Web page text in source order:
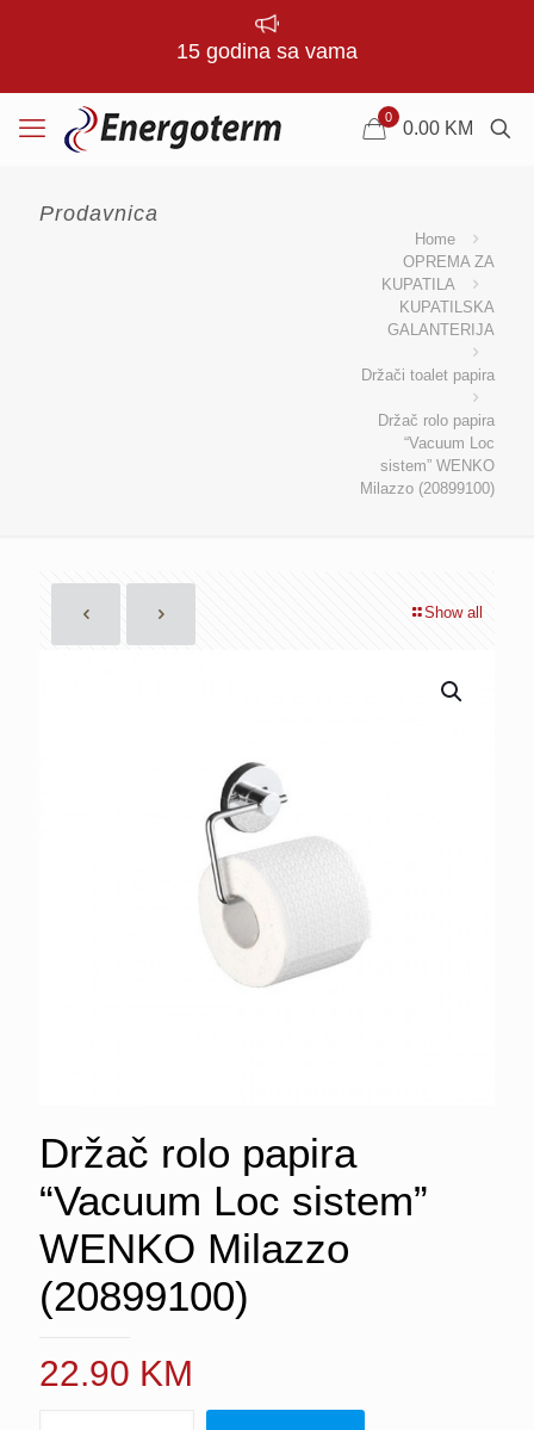
15 godina sa vama
0
0.00 KM
Prodavnica
Home
OPREMA ZA
KUPATILA
KUPATILSKA
GALANTERIJA
Držači toalet papira
Držač rolo papira
“Vacuum Loc
sistem” WENKO
Milazzo (20899100)
Show all
Držač rolo papira
“Vacuum Loc sistem”
WENKO Milazzo
(20899100)
22.90 KM